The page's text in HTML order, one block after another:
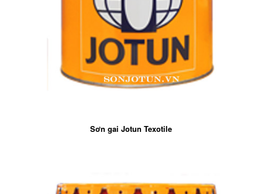
Sơn gai Jotun Texotile